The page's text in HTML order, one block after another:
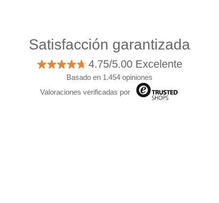
Satisfacción garantizada
4.75/5.00 Excelente
Basado en 1.454 opiniones
Valoraciones verificadas por